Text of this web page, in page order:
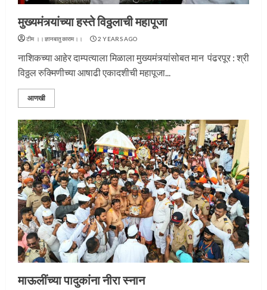
मुख्यमंत्र्यांच्या हस्ते विठ्ठलाची महापूजा
टीम ।।ज्ञानबातुकाराम।। 2 YEARS AGO
नाशिकच्या आहेर दाम्पत्याला मिळाला मुख्यमंत्र्यांसोबत मान पंढरपूर : श्री
विठ्ठल रुक्मिणीच्या आषाढी एकादशीची महापूजा...
आणखी
माऊलींच्या पादुकांना नीरा स्नान